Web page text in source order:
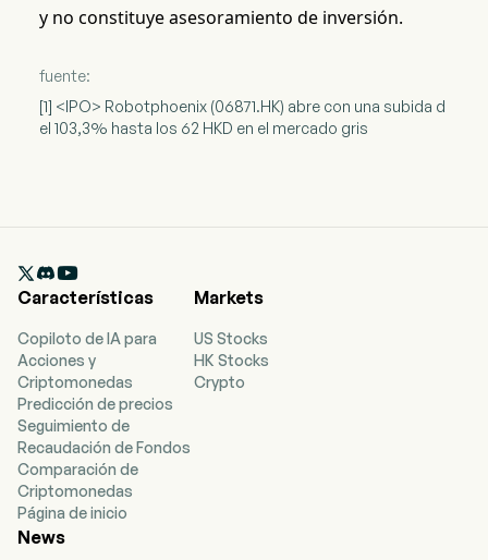
y no constituye asesoramiento de inversión.
fuente:
[1] <IPO> Robotphoenix (06871.HK) abre con una subida d
el 103,3% hasta los 62 HKD en el mercado gris

Características
Copiloto de IA para
Acciones y
Criptomonedas
Predicción de precios
Seguimiento de
Recaudación de Fondos
Comparación de
Criptomonedas
Página de inicio
Markets
US Stocks
HK Stocks
Crypto
News